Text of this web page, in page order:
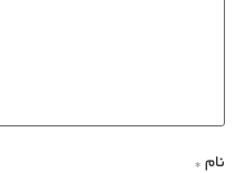
نام *